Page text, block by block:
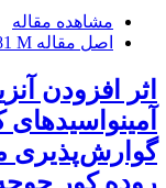
مشاهده مقاله
اصل مقاله M
اثر افزودن
گوارش‌پذیری
روده کور